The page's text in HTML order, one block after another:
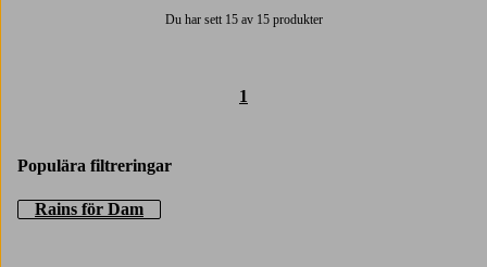
Du har sett 15 av 15 produkter
1
Populära filtreringar
Rains för Dam